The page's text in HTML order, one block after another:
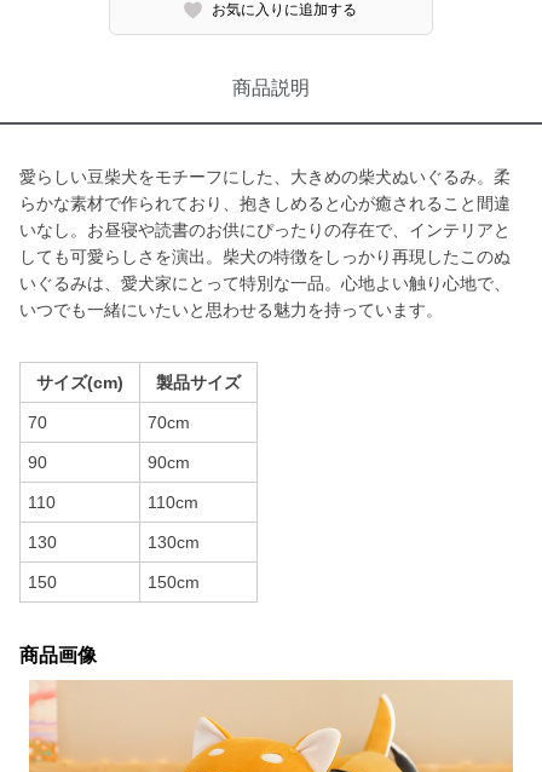
お気に入りに追加する
商品説明
愛らしい豆柴犬をモチーフにした、大きめの柴犬ぬいぐるみ。柔
らかな素材で作られており、抱きしめると心が癒されること間違
いなし。お昼寝や読書のお供にぴったりの存在で、インテリアと
しても可愛らしさを演出。柴犬の特徴をしっかり再現したこのぬ
いぐるみは、愛犬家にとって特別な一品。心地よい触り心地で、
いつでも一緒にいたいと思わせる魅力を持っています。
サイズ(cm) 製品サイズ
70 70cm
90 90cm
110 110cm
130 130cm
150 150cm
商品画像